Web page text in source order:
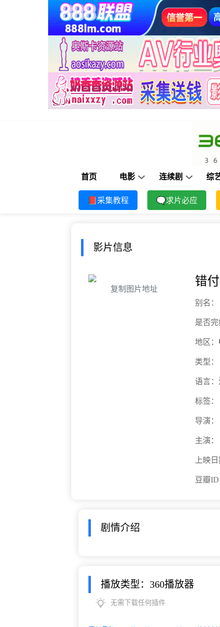
首页 电影 连续剧 综
📕采集教程 🗨求片必应
影片信息
复制图片地址
错付
别名：
是否
地区：
类型：
语言：
标签：
导演：
主演：
上映
豆瓣
剧情介绍
播放类型：360播放器
无需下载任何插件